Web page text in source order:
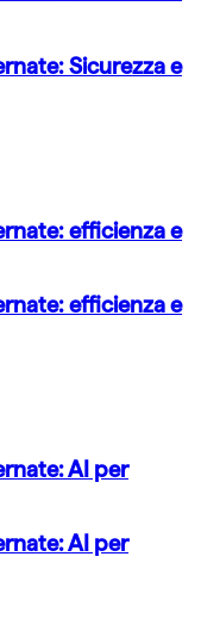
Sicurezza e
efficienza e
efficienza e
AI per
AI per